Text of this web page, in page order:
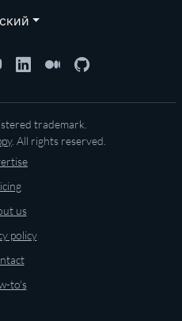
trademark.
. All rights reserved.
us
policy
to's